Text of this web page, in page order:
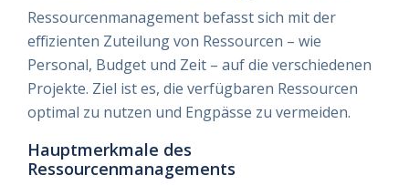
Ressourcenmanagement befasst sich mit der
effizienten Zuteilung von Ressourcen – wie
Personal, Budget und Zeit – auf die verschiedenen
Projekte. Ziel ist es, die verfügbaren Ressourcen
optimal zu nutzen und Engpässe zu vermeiden.
Hauptmerkmale des
Ressourcenmanagements